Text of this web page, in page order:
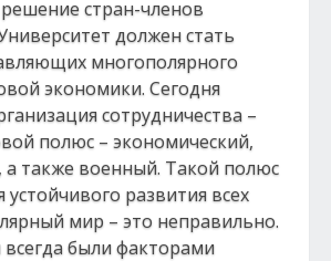
стран-членов
должен стать
многополярного
экономики. Сегодня
сотрудничества –
полюс – экономический,
а также военный. Такой полюс
развития всех
мир – это неправильно.
были факторами